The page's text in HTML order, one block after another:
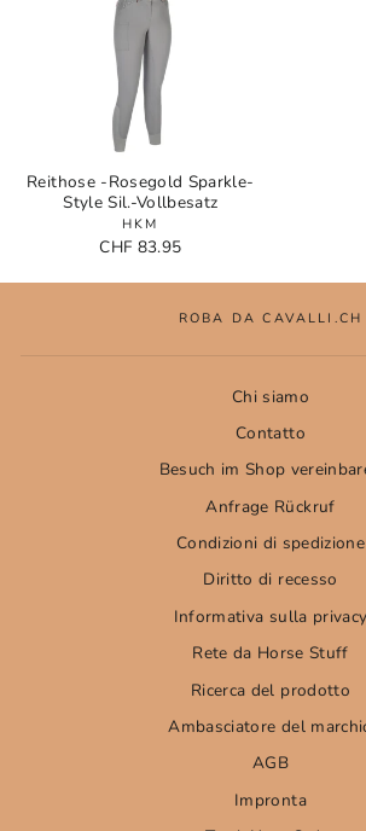
Reithose -Rosegold Sparkle-
Style Sil.-Vollbesatz
HKM
CHF 83.95
ROBA DA CAVALLI.CH
Chi siamo
Contatto
Besuch im Shop
Anfrage Rückruf
Condizioni di spedizione
Diritto di recesso
Informativa sulla privacy
Rete da Horse Stuff
Ricerca del prodotto
Ambasciatore del
AGB
Impronta